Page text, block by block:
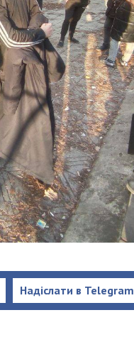
Надіслати в Telegram